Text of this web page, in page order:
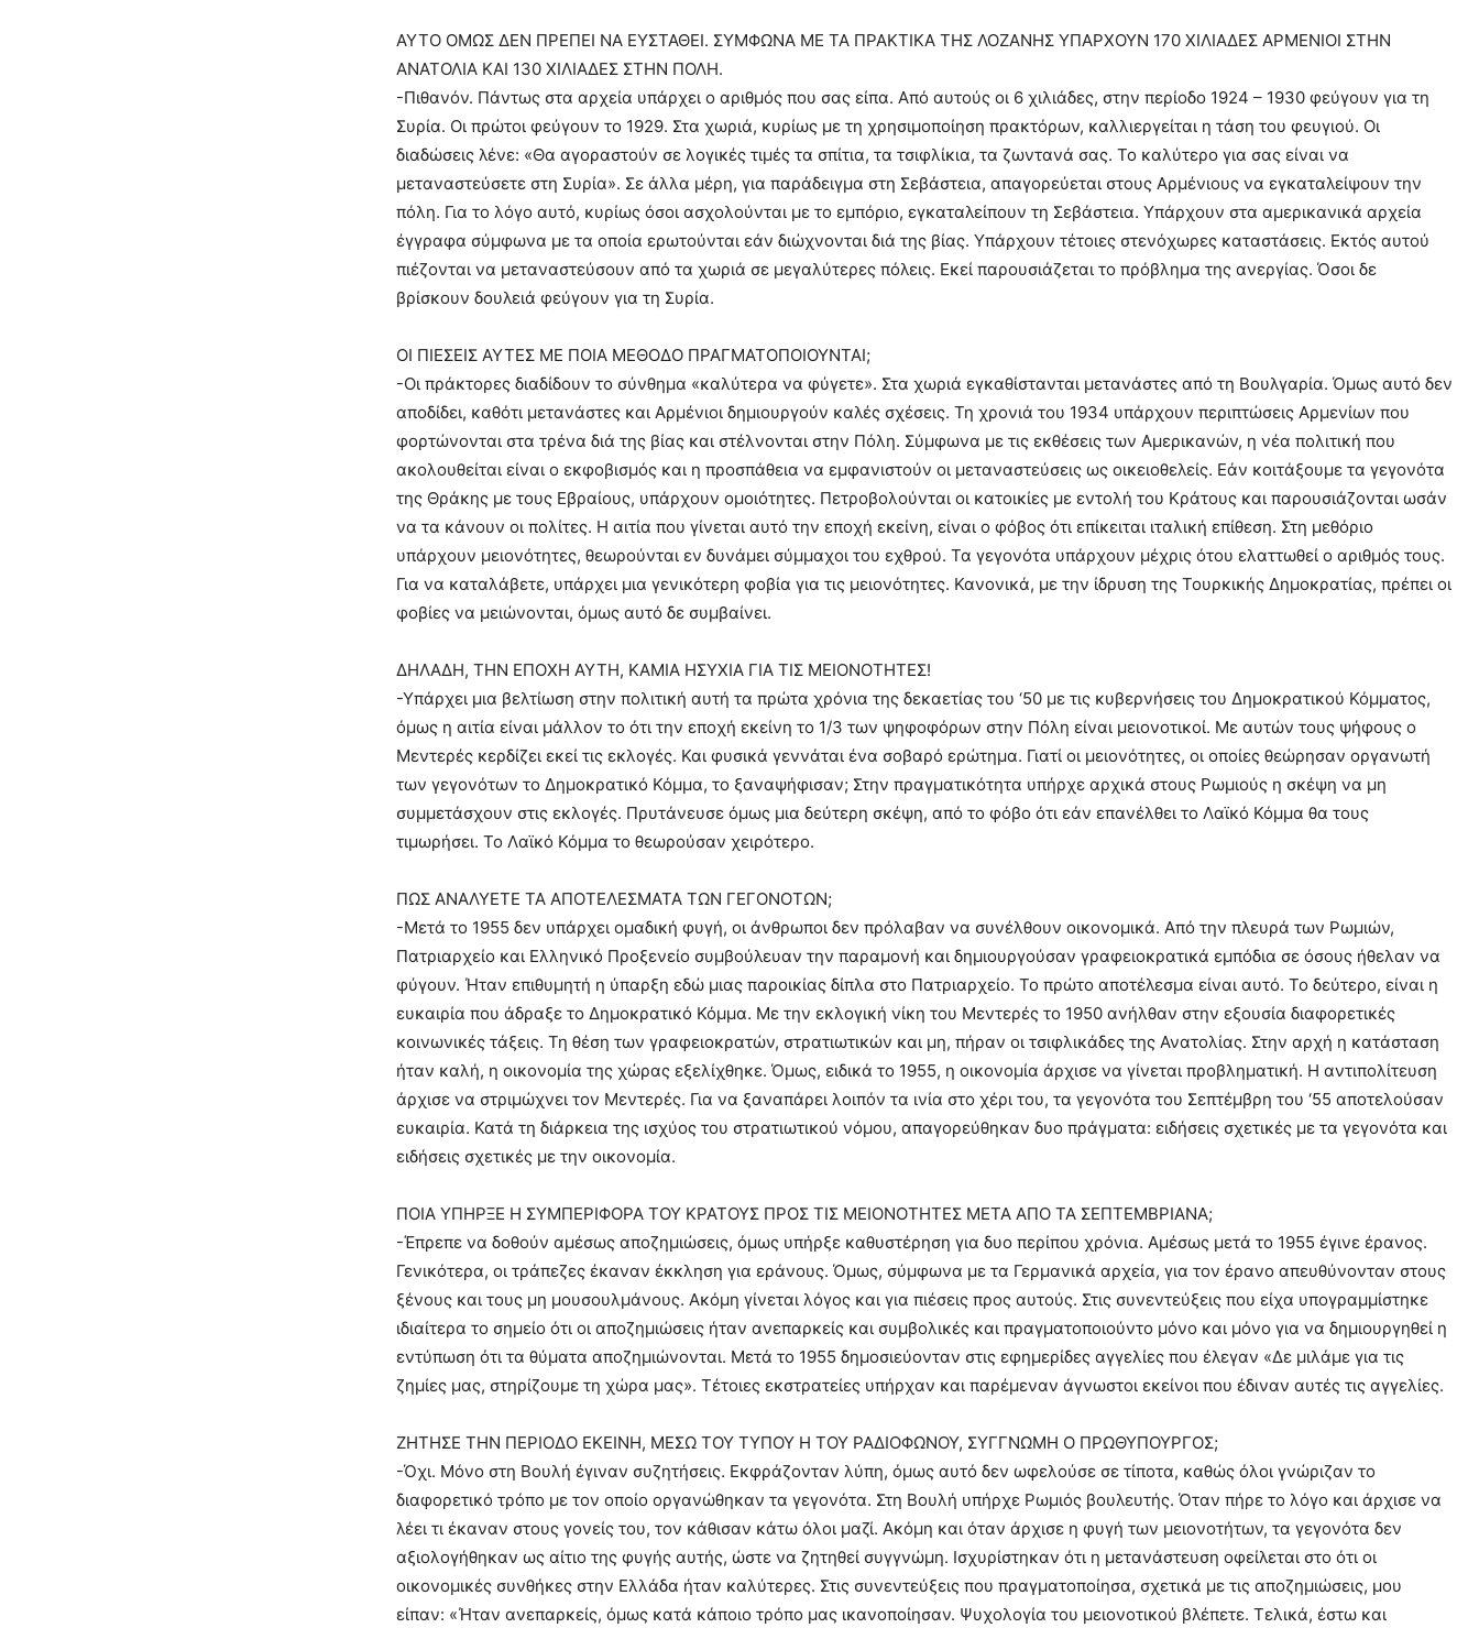
ΑΥΤΟ ΟΜΩΣ ΔΕΝ ΠΡΕΠΕΙ ΝΑ ΕΥΣΤΑΘΕΙ. ΣΥΜΦΩΝΑ ΜΕ ΤΑ ΠΡΑΚΤΙΚΑ ΤΗΣ ΛΟΖΑΝΗΣ ΥΠΑΡΧΟΥΝ 170 ΧΙΛΙΑΔΕΣ ΑΡΜΕΝΙΟΙ ΣΤΗΝ
ΑΝΑΤΟΛΙΑ ΚΑΙ 130 ΧΙΛΙΑΔΕΣ ΣΤΗΝ ΠΟΛΗ.
-Πιθανόν. Πάντως στα αρχεία υπάρχει ο αριθμός που σας είπα. Από αυτούς οι 6 χιλιάδες, στην περίοδο 1924 – 1930 φεύγουν για τη
Συρία. Οι πρώτοι φεύγουν το 1929. Στα χωριά, κυρίως με τη χρησιμοποίηση πρακτόρων, καλλιεργείται η τάση του φευγιού. Οι
διαδώσεις λένε: «Θα αγοραστούν σε λογικές τιμές τα σπίτια, τα τσιφλίκια, τα ζωντανά σας. Το καλύτερο για σας είναι να
μεταναστεύσετε στη Συρία». Σε άλλα μέρη, για παράδειγμα στη Σεβάστεια, απαγορεύεται στους Αρμένιους να εγκαταλείψουν την
πόλη. Για το λόγο αυτό, κυρίως όσοι ασχολούνται με το εμπόριο, εγκαταλείπουν τη Σεβάστεια. Υπάρχουν στα αμερικανικά αρχεία
έγγραφα σύμφωνα με τα οποία ερωτούνται εάν διώχνονται διά της βίας. Υπάρχουν τέτοιες στενόχωρες καταστάσεις. Εκτός αυτού
πιέζονται να μεταναστεύσουν από τα χωριά σε μεγαλύτερες πόλεις. Εκεί παρουσιάζεται το πρόβλημα της ανεργίας. Όσοι δε
βρίσκουν δουλειά φεύγουν για τη Συρία.
ΟΙ ΠΙΕΣΕΙΣ ΑΥΤΕΣ ΜΕ ΠΟΙΑ ΜΕΘΟΔΟ ΠΡΑΓΜΑΤΟΠΟΙΟΥΝΤΑΙ;
-Οι πράκτορες διαδίδουν το σύνθημα «καλύτερα να φύγετε». Στα χωριά εγκαθίστανται μετανάστες από τη Βουλγαρία. Όμως αυτό δεν
αποδίδει, καθότι μετανάστες και Αρμένιοι δημιουργούν καλές σχέσεις. Τη χρονιά του 1934 υπάρχουν περιπτώσεις Αρμενίων που
φορτώνονται στα τρένα διά της βίας και στέλνονται στην Πόλη. Σύμφωνα με τις εκθέσεις των Αμερικανών, η νέα πολιτική που
ακολουθείται είναι ο εκφοβισμός και η προσπάθεια να εμφανιστούν οι μεταναστεύσεις ως οικειοθελείς. Εάν κοιτάξουμε τα γεγονότα
της Θράκης με τους Εβραίους, υπάρχουν ομοιότητες. Πετροβολούνται οι κατοικίες με εντολή του Κράτους και παρουσιάζονται ωσάν
να τα κάνουν οι πολίτες. Η αιτία που γίνεται αυτό την εποχή εκείνη, είναι ο φόβος ότι επίκειται ιταλική επίθεση. Στη μεθόριο
υπάρχουν μειονότητες, θεωρούνται εν δυνάμει σύμμαχοι του εχθρού. Τα γεγονότα υπάρχουν μέχρις ότου ελαττωθεί ο αριθμός τους.
Για να καταλάβετε, υπάρχει μια γενικότερη φοβία για τις μειονότητες. Κανονικά, με την ίδρυση της Τουρκικής Δημοκρατίας, πρέπει οι
φοβίες να μειώνονται, όμως αυτό δε συμβαίνει.
ΔΗΛΑΔΗ, ΤΗΝ ΕΠΟΧΗ ΑΥΤΗ, ΚΑΜΙΑ ΗΣΥΧΙΑ ΓΙΑ ΤΙΣ ΜΕΙΟΝΟΤΗΤΕΣ!
-Υπάρχει μια βελτίωση στην πολιτική αυτή τα πρώτα χρόνια της δεκαετίας του ‘50 με τις κυβερνήσεις του Δημοκρατικού Κόμματος,
όμως η αιτία είναι μάλλον το ότι την εποχή εκείνη το 1/3 των ψηφοφόρων στην Πόλη είναι μειονοτικοί. Με αυτών τους ψήφους ο
Μεντερές κερδίζει εκεί τις εκλογές. Και φυσικά γεννάται ένα σοβαρό ερώτημα. Γιατί οι μειονότητες, οι οποίες θεώρησαν οργανωτή
των γεγονότων το Δημοκρατικό Κόμμα, το ξαναψήφισαν; Στην πραγματικότητα υπήρχε αρχικά στους Ρωμιούς η σκέψη να μη
συμμετάσχουν στις εκλογές. Πρυτάνευσε όμως μια δεύτερη σκέψη, από το φόβο ότι εάν επανέλθει το Λαϊκό Κόμμα θα τους
τιμωρήσει. Το Λαϊκό Κόμμα το θεωρούσαν χειρότερο.
ΠΩΣ ΑΝΑΛΥΕΤΕ ΤΑ ΑΠΟΤΕΛΕΣΜΑΤΑ ΤΩΝ ΓΕΓΟΝΟΤΩΝ;
-Μετά το 1955 δεν υπάρχει ομαδική φυγή, οι άνθρωποι δεν πρόλαβαν να συνέλθουν οικονομικά. Από την πλευρά των Ρωμιών,
Πατριαρχείο και Ελληνικό Προξενείο συμβούλευαν την παραμονή και δημιουργούσαν γραφειοκρατικά εμπόδια σε όσους ήθελαν να
φύγουν. Ήταν επιθυμητή η ύπαρξη εδώ μιας παροικίας δίπλα στο Πατριαρχείο. Το πρώτο αποτέλεσμα είναι αυτό. Το δεύτερο, είναι η
ευκαιρία που άδραξε το Δημοκρατικό Κόμμα. Με την εκλογική νίκη του Μεντερές το 1950 ανήλθαν στην εξουσία διαφορετικές
κοινωνικές τάξεις. Τη θέση των γραφειοκρατών, στρατιωτικών και μη, πήραν οι τσιφλικάδες της Ανατολίας. Στην αρχή η κατάσταση
ήταν καλή, η οικονομία της χώρας εξελίχθηκε. Όμως, ειδικά το 1955, η οικονομία άρχισε να γίνεται προβληματική. Η αντιπολίτευση
άρχισε να στριμώχνει τον Μεντερές. Για να ξαναπάρει λοιπόν τα ινία στο χέρι του, τα γεγονότα του Σεπτέμβρη του ‘55 αποτελούσαν
ευκαιρία. Κατά τη διάρκεια της ισχύος του στρατιωτικού νόμου, απαγορεύθηκαν δυο πράγματα: ειδήσεις σχετικές με τα γεγονότα και
ειδήσεις σχετικές με την οικονομία.
ΠΟΙΑ ΥΠΗΡΞΕ Η ΣΥΜΠΕΡΙΦΟΡΑ ΤΟΥ ΚΡΑΤΟΥΣ ΠΡΟΣ ΤΙΣ ΜΕΙΟΝΟΤΗΤΕΣ ΜΕΤΑ ΑΠΟ ΤΑ ΣΕΠΤΕΜΒΡΙΑΝΑ;
-Έπρεπε να δοθούν αμέσως αποζημιώσεις, όμως υπήρξε καθυστέρηση για δυο περίπου χρόνια. Αμέσως μετά το 1955 έγινε έρανος.
Γενικότερα, οι τράπεζες έκαναν έκκληση για εράνους. Όμως, σύμφωνα με τα Γερμανικά αρχεία, για τον έρανο απευθύνονταν στους
ξένους και τους μη μουσουλμάνους. Ακόμη γίνεται λόγος και για πιέσεις προς αυτούς. Στις συνεντεύξεις που είχα υπογραμμίστηκε
ιδιαίτερα το σημείο ότι οι αποζημιώσεις ήταν ανεπαρκείς και συμβολικές και πραγματοποιούντο μόνο και μόνο για να δημιουργηθεί η
εντύπωση ότι τα θύματα αποζημιώνονται. Μετά το 1955 δημοσιεύονταν στις εφημερίδες αγγελίες που έλεγαν «Δε μιλάμε για τις
ζημίες μας, στηρίζουμε τη χώρα μας». Τέτοιες εκστρατείες υπήρχαν και παρέμεναν άγνωστοι εκείνοι που έδιναν αυτές τις αγγελίες.
ΖΗΤΗΣΕ ΤΗΝ ΠΕΡΙΟΔΟ ΕΚΕΙΝΗ, ΜΕΣΩ ΤΟΥ ΤΥΠΟΥ Η ΤΟΥ ΡΑΔΙΟΦΩΝΟΥ, ΣΥΓΓΝΩΜΗ Ο ΠΡΩΘΥΠΟΥΡΓΟΣ;
-Όχι. Μόνο στη Βουλή έγιναν συζητήσεις. Εκφράζονταν λύπη, όμως αυτό δεν ωφελούσε σε τίποτα, καθώς όλοι γνώριζαν το
διαφορετικό τρόπο με τον οποίο οργανώθηκαν τα γεγονότα. Στη Βουλή υπήρχε Ρωμιός βουλευτής. Όταν πήρε το λόγο και άρχισε να
λέει τι έκαναν στους γονείς του, τον κάθισαν κάτω όλοι μαζί. Ακόμη και όταν άρχισε η φυγή των μειονοτήτων, τα γεγονότα δεν
αξιολογήθηκαν ως αίτιο της φυγής αυτής, ώστε να ζητηθεί συγγνώμη. Ισχυρίστηκαν ότι η μετανάστευση οφείλεται στο ότι οι
οικονομικές συνθήκες στην Ελλάδα ήταν καλύτερες. Στις συνεντεύξεις που πραγματοποίησα, σχετικά με τις αποζημιώσεις, μου
είπαν: «Ήταν ανεπαρκείς, όμως κατά κάποιο τρόπο μας ικανοποίησαν. Ψυχολογία του μειονοτικού βλέπετε. Τελικά, έστω και